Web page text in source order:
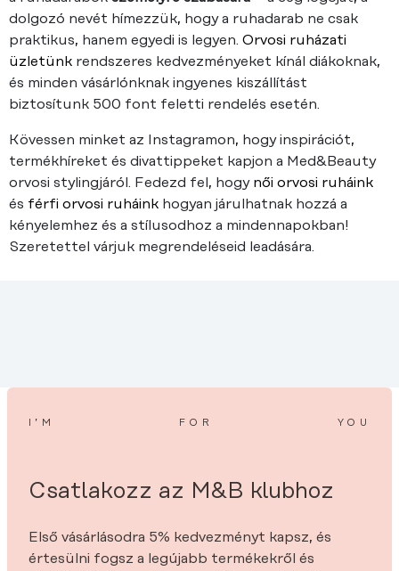
dolgozó nevét hímezzük, hogy a ruhadarab ne csak
praktikus, hanem egyedi is legyen. Orvosi ruházati
üzletünk rendszeres kedvezményeket kínál diákoknak,
és minden vásárlónknak ingyenes kiszállítást
biztosítunk 500 font feletti rendelés esetén.
Kövessen minket az Instagramon, hogy inspirációt,
termékhíreket és divattippeket kapjon a Med&Beauty
orvosi stylingjáról. Fedezd fel, hogy női orvosi ruháink
és férfi orvosi ruháink hogyan járulhatnak hozzá a
kényelemhez és a stílusodhoz a mindennapokban!
Szeretettel várjuk megrendeléseid leadására.
I’M FOR YOU
Csatlakozz az M&B klubhoz
Első vásárlásodra 5% kedvezményt kapsz, és
értesülni fogsz a legújabb termékekről és